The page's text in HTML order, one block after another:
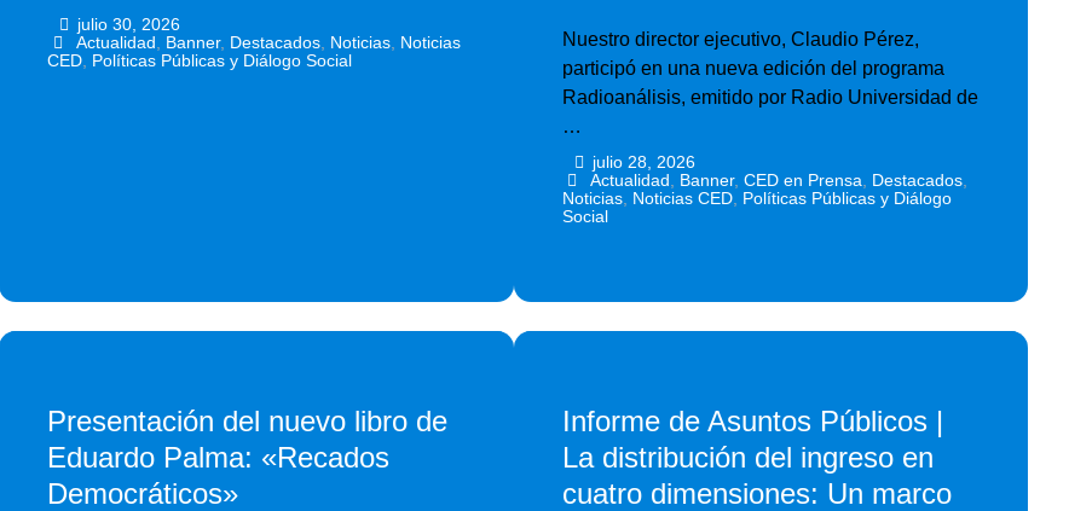
julio 30, 2026
Actualidad Banner, Destacados, Noticias, Noticias
CED Políticas Públicas y Diálogo Social
Nuestro director ejecutivo, Claudio Pérez,
participó en una nueva edición del programa
Radioanálisis, emitido por Radio Universidad de
…
julio 28, 2026
Actualidad Banner,CED en Prensa Destacados
Noticias, Noticias CED, Políticas Públicas y Diálogo
Social
Presentación del nuevo libro de
Eduardo Palma: «Recados
Democráticos»
Informe de Asuntos Públicos |
La distribución del ingreso en
cuatro dimensiones: Un marco